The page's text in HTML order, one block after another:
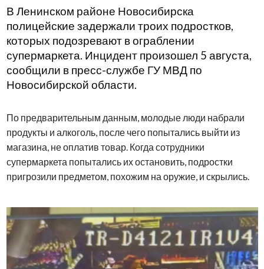
В Ленинском районе Новосибирска
полицейские задержали троих подростков,
которых подозревают в ограблении
супермаркета. Инцидент произошел 5 августа,
сообщили в пресс-службе ГУ МВД по
Новосибирской области.
По предварительным данным, молодые люди набрали
продукты и алкоголь, после чего попытались выйти из
магазина, не оплатив товар. Когда сотрудники
супермаркета попытались их остановить, подростки
пригрозили предметом, похожим на оружие, и скрылись.